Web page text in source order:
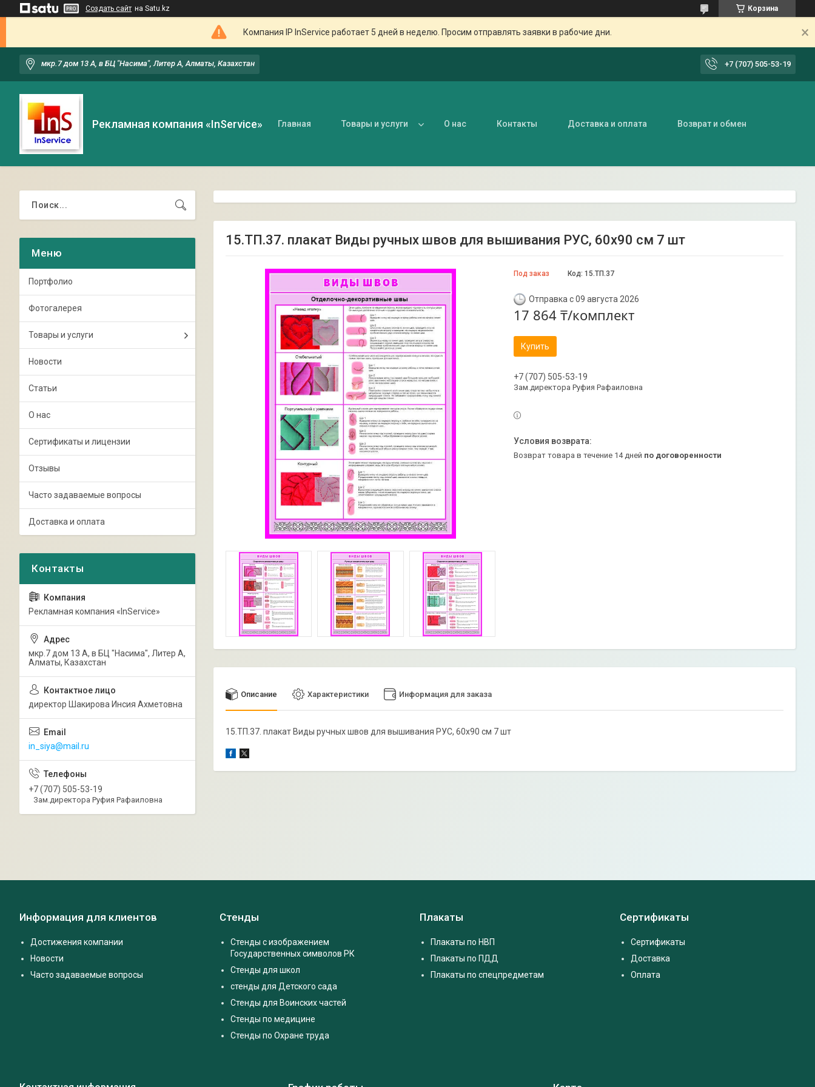
Создать сайт на Satu.kz Корзина
Компания IP InService работает 5 дней в неделю. Просим отправлять заявки в рабочие дни.
мкр.7 дом 13 А, в БЦ "Насима", Литер А, Алматы, Казахстан +7 (707) 505-53-19
Рекламная компания «InService» Главная Товары и услуги О нас Контакты Доставка и оплата Возврат и обмен
15.ТП.37. плакат Виды ручных швов для вышивания РУС, 60х90 см 7 шт
Под заказ Код: 15.ТП.37
Отправка с 09 августа 2026
17 864 ₸/комплект
Купить
+7 (707) 505-53-19
Зам.директора Руфия Рафаиловна
возврат товара в течение 14 дней по договоренности
Описание Характеристики Информация для заказа
15.ТП.37. плакат Виды ручных швов для вышивания РУС, 60х90 см 7 шт
Портфолио
Фотогалерея
Товары и услуги
Новости
Статьи
О нас
Сертификаты и лицензии
Отзывы
Часто задаваемые вопросы
Доставка и оплата
Рекламная компания «InService»
мкр.7 дом 13 А, в БЦ "Насима", Литер А,
Алматы, Казахстан
директор Шакирова Инсия Ахметовна
in_siya@mail.ru
+7 (707) 505-53-19
Зам.директора Руфия Рафаиловна
Информация для клиентов
Достижения компании
Новости
Часто задаваемые вопросы
Стенды
Стенды с изображением
Государственных символов РК
Стенды для школ
стенды для Детского сада
Стенды для Воинских частей
Стенды по медицине
Стенды по Охране труда
Плакаты
Плакаты по НВП
Плакаты по ПДД
Плакаты по спецпредметам
Сертификаты
Сертификаты
Доставка
Оплата